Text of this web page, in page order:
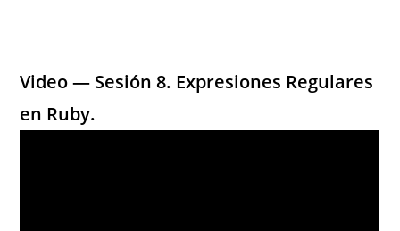
Video — Sesión 8. Expresiones Regulares
en Ruby.